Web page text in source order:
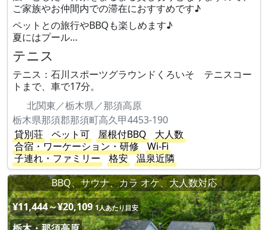
ご家族やお仲間内での滞在におすすめです♪
ペットとの旅行やBBQも楽しめます♪
夏にはプール…
テニス
テニス：石川スポーツグラウンドくろいそ テニスコー
トまで、車で17分。
北関東／栃木県／那須高原
栃木県那須郡那須町高久甲4453-190
貸別荘
ペット可 屋根付BBQ
大人数
合宿・ワーケーション・研修
Wi-Fi
子連れ・ファミリー
格安
温泉近隣
BBQ、サウナ、カラ オケ、大人数対応
¥11,444～¥20,109 1人あたり目安